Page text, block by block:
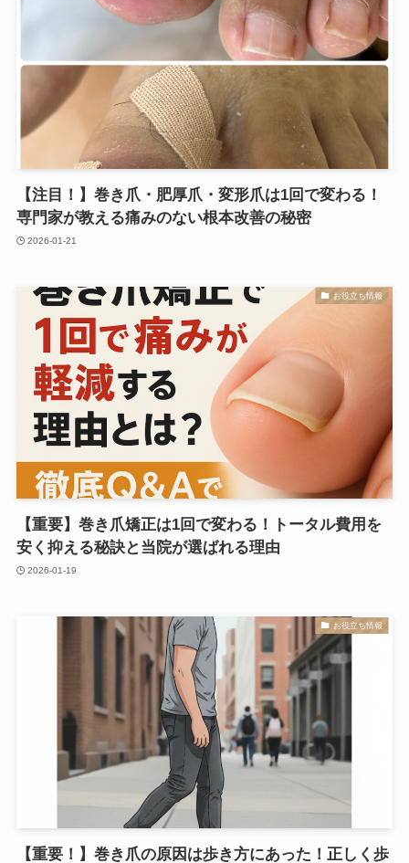
【注目！】巻き爪・肥厚爪・変形爪は1回で変わる！
専門家が教える痛みのない根本改善の秘密
2026-01-21
お役立ち情報
【重要】巻き爪矯正は1回で変わる！トータル費用を
安く抑える秘訣と当院が選ばれる理由
2026-01-19
お役立ち情報
【重要！】巻き爪の原因は歩き方にあった！正しく歩